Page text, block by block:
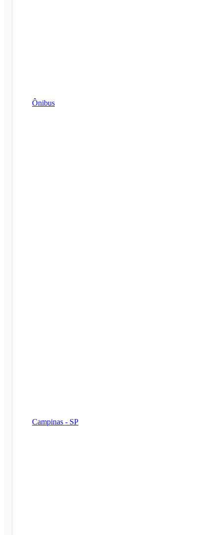
Ônibus
Campinas - SP